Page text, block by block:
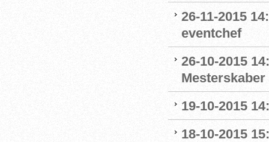
26-11-2015
eventchef
26-10-2015
19-10-2015
18-10-2015